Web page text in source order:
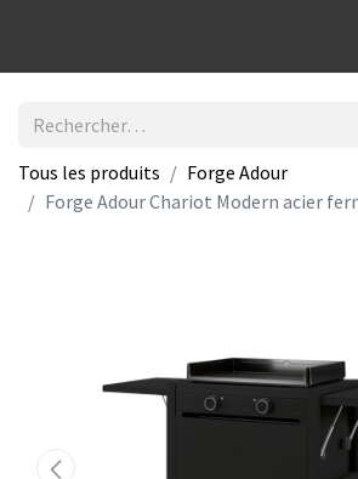
Tous les produits
Forge Adour
Forge Adour Chariot Modern acier